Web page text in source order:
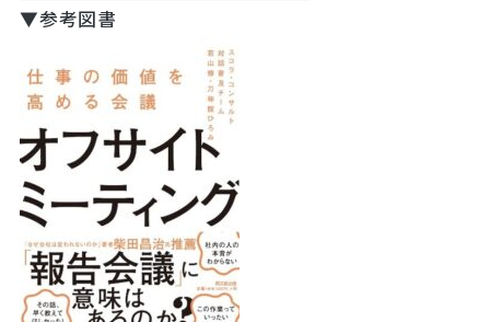
▼参考図書